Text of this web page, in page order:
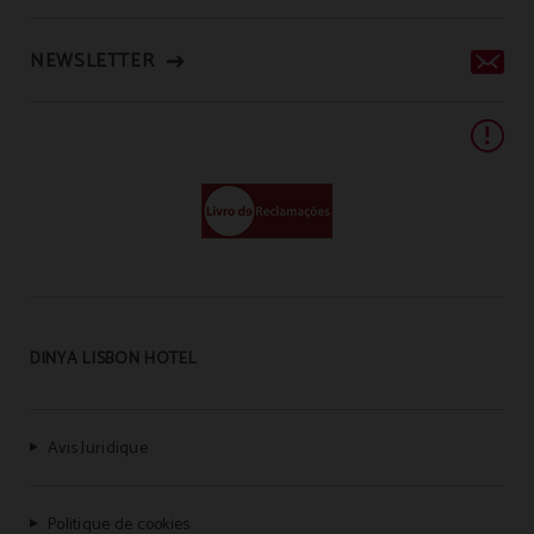
NEWSLETTER
DINYA LISBON HOTEL
Avis Juridique
Politique de cookies